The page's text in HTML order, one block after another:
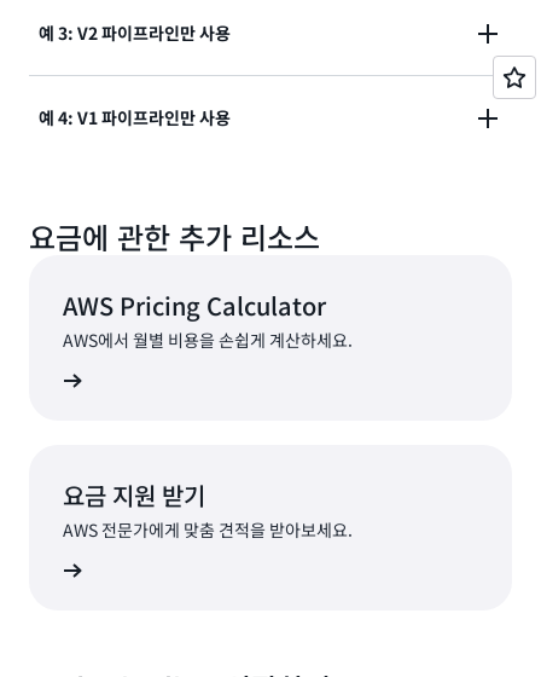
작업 1개와 Amazon S3 작업 1개로 구성된 소스 단계,
작업이 포함된 배포 단계의 3개 단계가 있습니다. 한 달
2 * 1(소스 단계 작업 실행 시간(분)) + 2 * 2(구축 단계
작업 실행 시간(분)) + 2(배포 단계에는 CodeDeploy만
포함됨. 수동 승인 및 사용자 지정 작업 유형에 대한 비용
없음) = 작업 실행 8분
무료로 이용 가능)
한 달 30일 동안 V2 유형 파이프라인 1개와 V1 유형 파
V1 파이프라인 유형 요금
20(V2 유형 파이프라인 실행 수) * 4(파이프라인에 있는
작업 수) * 2(각 작업 실행 시간) = 작업 실행 시간 160분
- 100(AWS 프리 티어) * 0.002 USD = 0.12 USD
예 3: V2 파이프라인만 사용
한 달 30일 동안 V2 유형 파이프라인 2개를 사용하고 V1
CodeBuild 작업, 테스트 단계에는 병렬 CodeBuild 작
의 서로 다른 단계에 걸쳐 있는 작업(수동 승인 또는 사
용자 지정 작업 유형이 아닌 작업) 10개와, 각 작업을 완
료하는 데 1분이 걸리는 파이프라인 실행 10개가 포함됩
니다.
파이프라인 1 = 10(파이프라인 실행 수) * 5(파이프라인
의 작업 수) * 2(각 작업의 실행 기간) = 작업 실행 100분
파이프라인 2 = 10(파이프라인 실행 수) * 10(파이프라
인에 있는 작업 수) * 1(각 작업의 실행 기간) = 작업 실행
예 4: V1 파이프라인만 사용
하고 V2 유형 파이프라인은 사용하지 않는다고 가정해
보겠습니다.
V1 파이프라인 유형 요금
1.00 USD = 99.00 USD
요금에 관한 추가 리소스
AWS Pricing Calculator
AWS에서 월별 비용을 손쉽게 계산하세요.
요금 지원 받기
AWS 전문가에게 맞춤 견적을 받아보세요.